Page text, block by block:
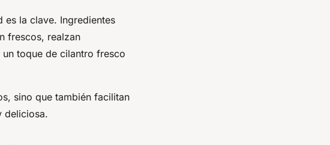
es la clave. Ingredientes
frescos, realzan
toque de cilantro fresco
sino que también facilitan
deliciosa.